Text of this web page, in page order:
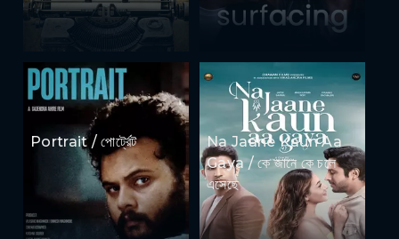
Portrait / পোর্ট্রেট
Na Jaane Kaun Aa
Gaya / কে জানে কে চলে
এসেছে